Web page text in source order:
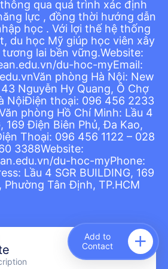
qua quá trình xác định
lực , đồng thời hướng dẫn
học . Với lợi thế hệ thống
du học Mỹ giúp học viên xây
lai bền vững.Website:
du-hoc-myEmail:
phòng Hà Nội: New
Nguyễn Hy Quang, Ô Chợ
NộiĐiện thoại: 096 456 2233
phòng Hồ Chí Minh: Lầu 4
169 Điện Biên Phủ, Đa Kao,
Thoại: 096 456 1122 – 028
3388Website:
du-hoc-myPhone:
Lầu 4 SGR BUILDING, 169
Phường Tân Định, TP.HCM
Add to
Contact